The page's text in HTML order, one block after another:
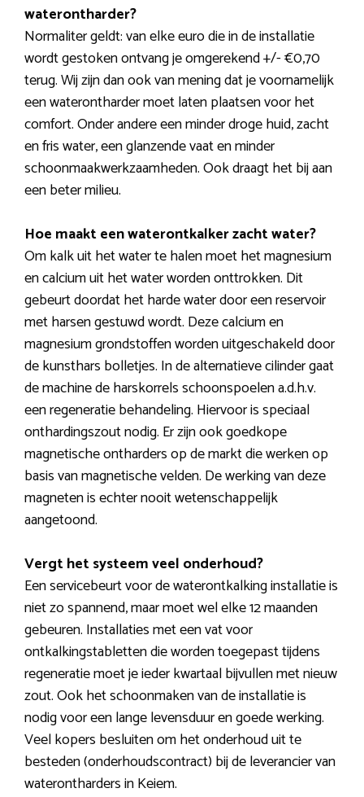
waterontharder?
Normaliter geldt: van elke euro die in de installatie
wordt gestoken ontvang je omgerekend +/- €0,70
terug. Wij zijn dan ook van mening dat je voornamelijk
een waterontharder moet laten plaatsen voor het
comfort. Onder andere een minder droge huid, zacht
en fris water, een glanzende vaat en minder
schoonmaakwerkzaamheden. Ook draagt het bij aan
een beter milieu.
Hoe maakt een waterontkalker zacht water?
Om kalk uit het water te halen moet het magnesium
en calcium uit het water worden onttrokken. Dit
gebeurt doordat het harde water door een reservoir
met harsen gestuwd wordt. Deze calcium en
magnesium grondstoffen worden uitgeschakeld door
de kunsthars bolletjes. In de alternatieve cilinder gaat
de machine de harskorrels schoonspoelen a.d.h.v.
een regeneratie behandeling. Hiervoor is speciaal
onthardingszout nodig. Er zijn ook goedkope
magnetische ontharders op de markt die werken op
basis van magnetische velden. De werking van deze
magneten is echter nooit wetenschappelijk
aangetoond.
Vergt het systeem veel onderhoud?
Een servicebeurt voor de waterontkalking installatie is
niet zo spannend, maar moet wel elke 12 maanden
gebeuren. Installaties met een vat voor
ontkalkingstabletten die worden toegepast tijdens
regeneratie moet je ieder kwartaal bijvullen met nieuw
zout. Ook het schoonmaken van de installatie is
nodig voor een lange levensduur en goede werking.
Veel kopers besluiten om het onderhoud uit te
besteden (onderhoudscontract) bij de leverancier van
waterontharders in Keiem.